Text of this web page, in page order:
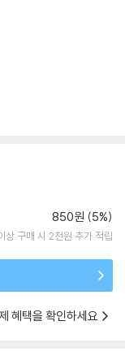
850원 (5%)
상 구매 시 2천원 추가 적립
혜택을 확인하세요